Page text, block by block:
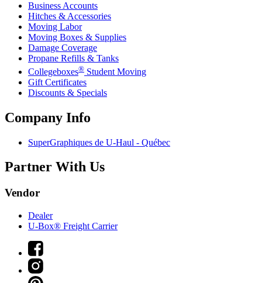
Business Accounts
Hitches & Accessories
Moving Labor
Moving Boxes & Supplies
Damage Coverage
Propane Refills & Tanks
Collegeboxes® Student Moving
Gift Certificates
Discounts & Specials
Company Info
SuperGraphiques de U-Haul - Québec
Partner With Us
Vendor
Dealer
U-Box® Freight Carrier